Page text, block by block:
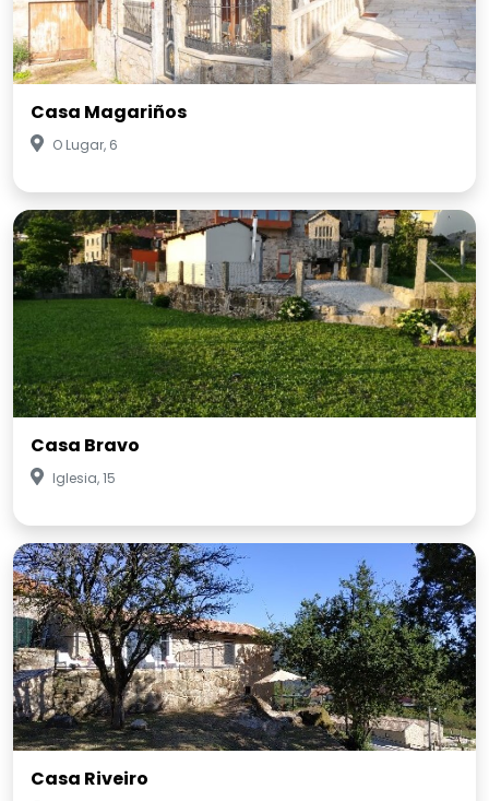
Casa Magariños
O Lugar, 6
Casa Bravo
Iglesia, 15
Casa Riveiro